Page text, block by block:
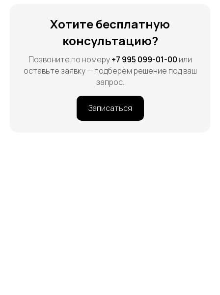
Хотите бесплатную
консультацию?
Позвоните по номеру+7 995 099-01-00 или
оставьте заявку — подберём решение под ваш
запрос.
Записаться